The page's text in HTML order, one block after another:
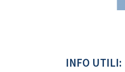
INFO UTILI: